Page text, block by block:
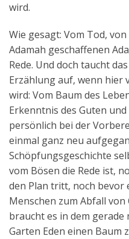
wird.
Wie gesagt: Vom Tod,
Adamah geschaffenen
Rede. Und doch taucht
Erzählung auf, wenn hier
wird: Vom Baum des
Erkenntnis des Guten und
persönlich bei der
einmal ganz neu
Schöpfungsgeschichte
vom Bösen die Rede ist,
den Plan tritt, noch bevor
Menschen zum Abfall
braucht es in dem
Garten Eden einen Baum